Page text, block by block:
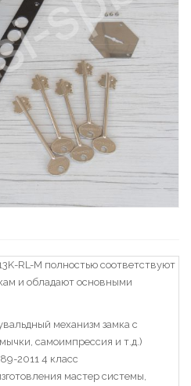
RL-M полностью соответствуют
и обладают основными
механизм замка с
самоимпрессия и т.д.)
2011 4 класс
мастер системы,